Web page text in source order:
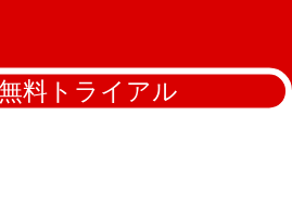
料トライアル